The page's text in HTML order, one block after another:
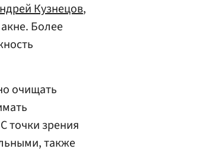
Кузнецов,
Более
очищать
точки зрения
также